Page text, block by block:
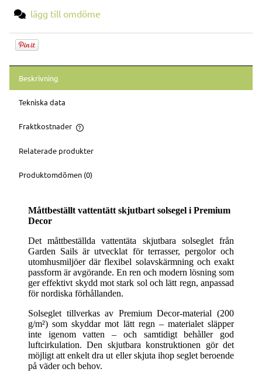
lägg till omdöme
Beskrivning
Tekniska data
Fraktkostnader
Priset inkluderar inte eventuella betalningsavgifter
Relaterade produkter
Produktomdömen (0)
Måttbeställt vattentätt skjutbart solsegel i Premium
Decor
Det måttbeställda vattentäta skjutbara solseglet från
Garden Sails är utvecklat för terrasser, pergolor och
utomhusmiljöer där flexibel solavskärmning och exakt
passform är avgörande. En ren och modern lösning som
ger effektivt skydd mot stark sol och lätt regn, anpassad
för nordiska förhållanden.
Solseglet tillverkas av Premium Decor-material (200
g/m²) som skyddar mot lätt regn – materialet släpper
inte igenom vatten – och samtidigt behåller god
luftcirkulation. Den skjutbara konstruktionen gör det
möjligt att enkelt dra ut eller skjuta ihop seglet beroende
på väder och behov.